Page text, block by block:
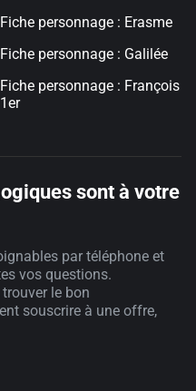
Fiche personnage : Erasme
Fiche personnage : Galilée
Fiche personnage : François
1er
sont à votre
par téléphone et
vos questions.
le bon
souscrire à une offre,